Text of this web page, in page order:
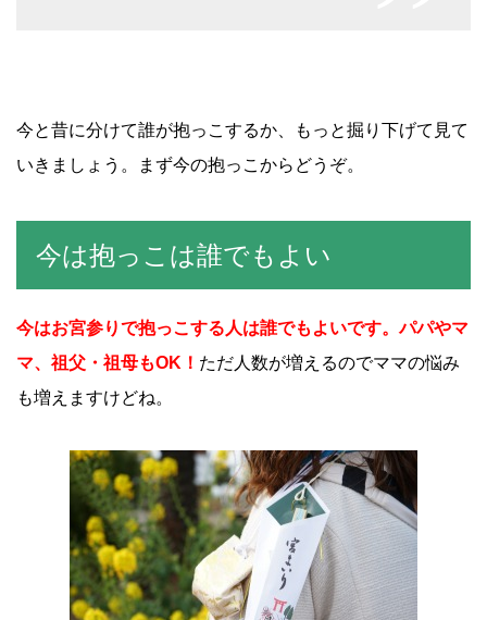
今と昔に分けて誰が抱っこするか、もっと掘り下げて見て
いきましょう。まず今の抱っこからどうぞ。
今は抱っこは誰でもよい
今はお宮参りで抱っこする人は誰でもよいです。パパやマ
マ、祖父・祖母もOK！ ただ人数が増えるのでママの悩み
も増えますけどね。